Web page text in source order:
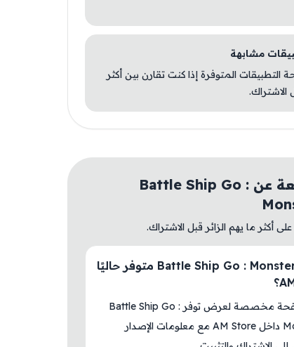
المتوفرة إذا كنت تقارن بين أكثر
أسئلة سريعة عن Battle Ship Go :
أكثر ما يهم الزائر قبل الاشتراك.
هل Battle Ship Go : Monster Wave متوفر حاليًا
نعم، هذه الصفحة مخصصة لعرض توفر Battle Ship Go :
Monster Wave داخل AM Store مع معلومات الإصدار